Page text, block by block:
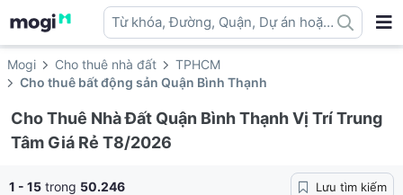
Từ khóa, Đường, Quận, Dự án hoặc
địa danh ...
Mogi Cho thuê nhà đất
TPHCM
Cho thuê bất động sản Quận Bình Thạnh
Cho Thuê Nhà Đất Quận Bình Thạnh Vị Trí Trung
Tâm Giá Rẻ T8/2026
1 - 15 trong 50.246 Lưu tìm kiếm